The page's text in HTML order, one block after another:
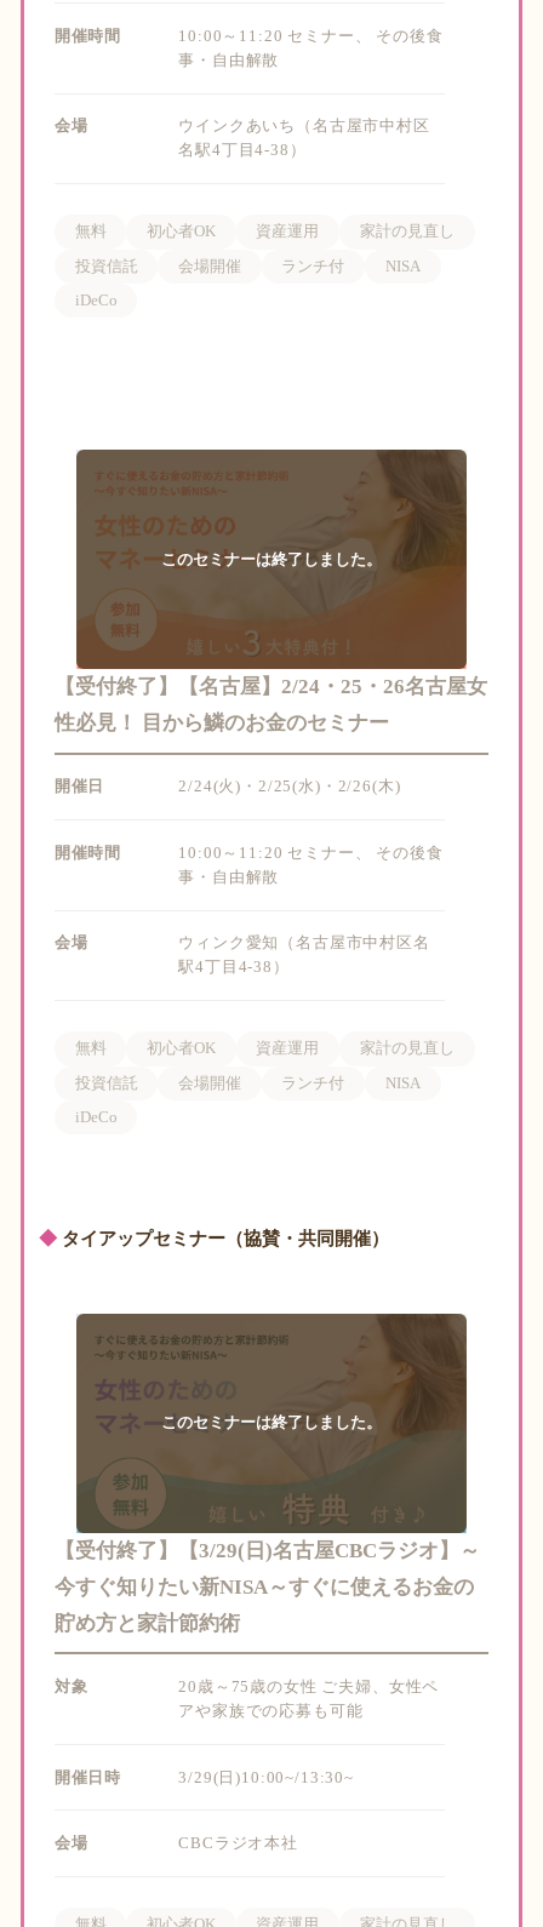
開催時間
10:00～11:20 セミナー、 その後食
事・自由解散
会場
ウインクあいち（名古屋市中村区
名駅4丁目4-38）
無料 初心者OK 資産運用
家計の見直し
投資信託
会場開催 ランチ付
NISA
iDeCo
【受付終了】【名古屋】2/24・25・26名古屋女
性必見！ 目から鱗のお金のセミナー
開催日 2/24(火)・2/25(水)・2/26(木)
開催時間
10:00～11:20 セミナー、 その後食
事・自由解散
会場
ウィンク愛知（名古屋市中村区名
駅4丁目4-38）
無料 初心者OK 資産運用
家計の見直し
投資信託
会場開催 ランチ付
NISA
iDeCo
◆ タイアップセミナー（協賛・共同開催）
【受付終了】【3/29(日)名古屋CBCラジオ】～
今すぐ知りたい新NISA～すぐに使えるお金の
貯め方と家計節約術
対象
20歳～75歳の女性 ご夫婦、女性ペ
アや家族での応募も可能
開催日時 3/29(日)10:00~/13:30~
会場 CBCラジオ本社